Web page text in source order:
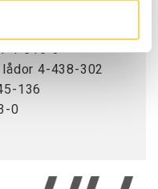
4-616-3
4-438-302
136
0